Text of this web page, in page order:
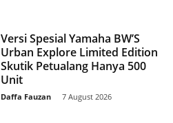
Versi Spesial Yamaha BW’S
Urban Explore Limited Edition
Skutik Petualang Hanya 500
Unit
Daffa Fauzan 7 August 2026